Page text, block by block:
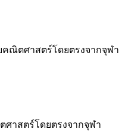
คณิตศาสตร์โดยตรงจากจุฬา
ศาสตร์โดยตรงจากจุฬา